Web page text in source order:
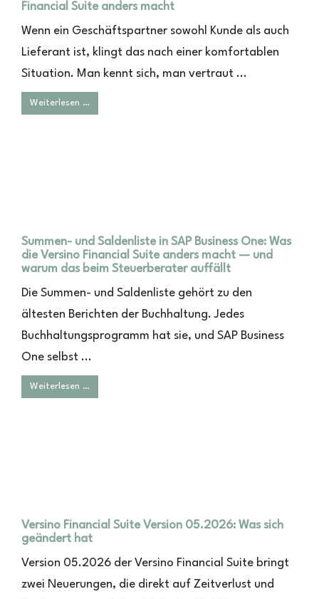
Financial Suite anders macht
Wenn ein Geschäftspartner sowohl Kunde als auch
Lieferant ist, klingt das nach einer komfortablen
Situation. Man kennt sich, man vertraut ...
Weiterlesen …
Summen- und Saldenliste in SAP Business One: Was
die Versino Financial Suite anders macht — und
warum das beim Steuerberater auffällt
Die Summen- und Saldenliste gehört zu den
ältesten Berichten der Buchhaltung. Jedes
Buchhaltungsprogramm hat sie, und SAP Business
One selbst ...
Weiterlesen …
Versino Financial Suite Version 05.2026: Was sich
geändert hat
Version 05.2026 der Versino Financial Suite bringt
zwei Neuerungen, die direkt auf Zeitverlust und